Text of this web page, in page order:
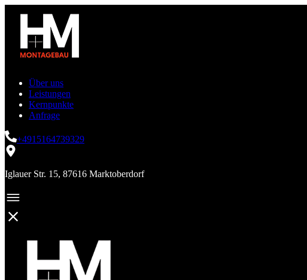
Über uns
Leistungen
Kernpunkte
Anfrage
+4915164739329
Iglauer Str. 15, 87616 Marktoberdorf